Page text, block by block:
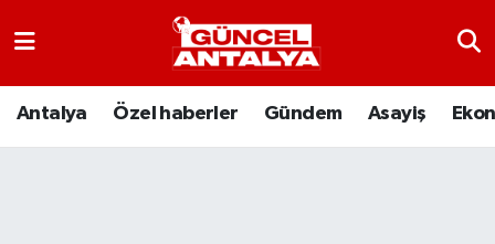
Antalya Özel haberler Gündem Asayiş
Antalya
Nöbetçi Eczaneler